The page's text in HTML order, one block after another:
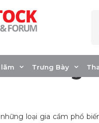
lãm Trưng Bày
vững
loại gia cầm phổ